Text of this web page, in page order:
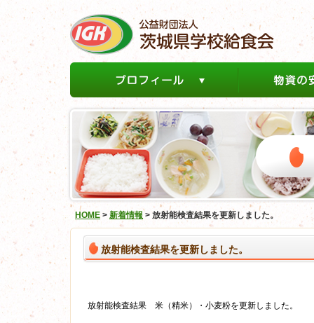
HOME > 新着情報 > 放射能検査結果を更新しました。
放射能検査結果を更新しました。
放射能検査結果 米（精米）・小麦粉を更新しました。